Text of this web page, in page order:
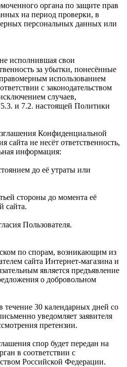
органа по защите прав
на период проверки, в
персональных данных или
исполнившая свои
за убытки, понесённые
использованием
с законодательством
случаев,
и 7.2. настоящей Политики
Конфиденциальной
не несёт ответственность,
информация:
до её утраты или
стороны до момента её
сайта.
Пользователя.
по спорам, возникающим из
сайта Интернет-магазина и
является предъявление
о добровольном
течение 30 календарных дней со
уведомляет заявителя
претензии.
спор будет передан на
в соответствии с
Российской Федерации.